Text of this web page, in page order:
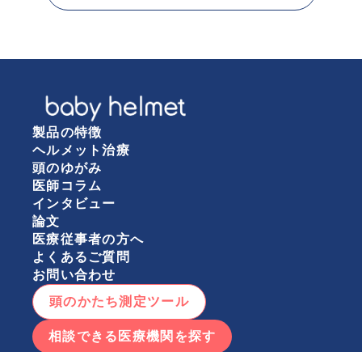
製品の特徴
ヘルメット治療
頭のゆがみ
医師コラム
インタビュー
論文
医療従事者の方へ
よくあるご質問
お問い合わせ
頭のかたち測定ツール
相談できる医療機関を探す